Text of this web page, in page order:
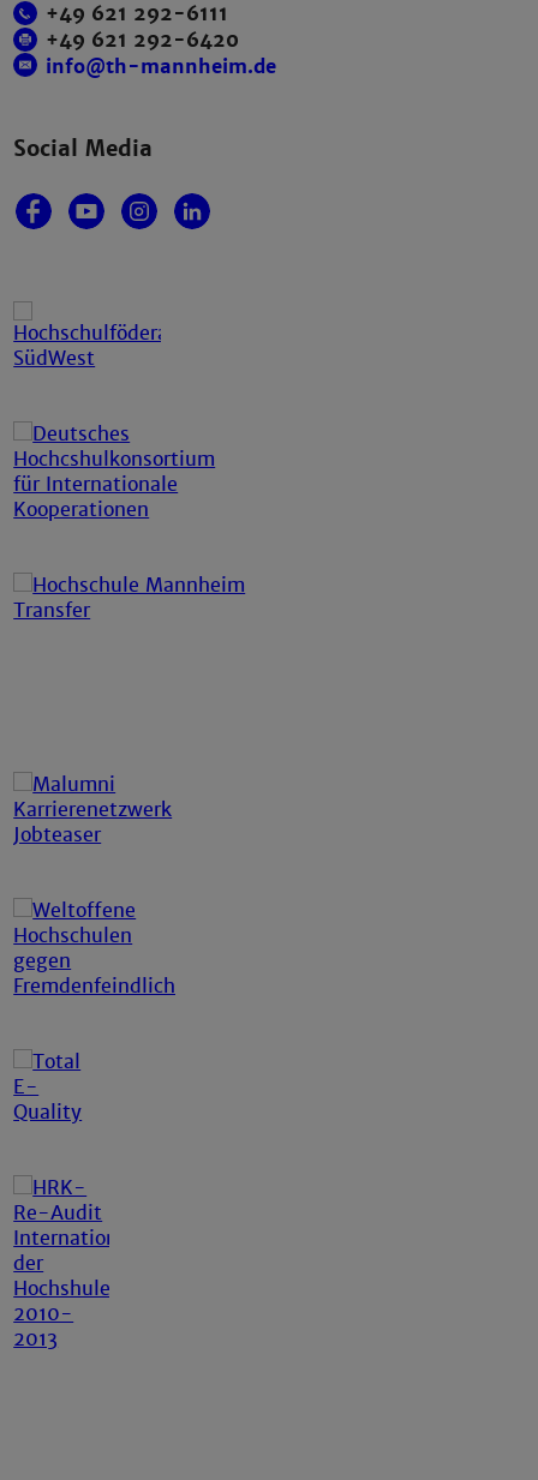
+49 621 292-6111
+49 621 292-6420
info@th-mannheim.de
Social Media